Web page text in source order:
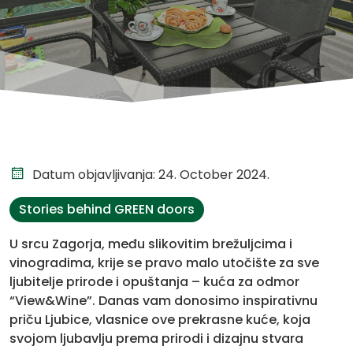
Datum objavljivanja: 24. October 2024.
Stories behind GREEN doors
U srcu Zagorja, među slikovitim brežuljcima i
vinogradima, krije se pravo malo utočište za sve
ljubitelje prirode i opuštanja – kuća za odmor
“View&Wine”. Danas vam donosimo inspirativnu
priču Ljubice, vlasnice ove prekrasne kuće, koja
svojom ljubavlju prema prirodi i dizajnu stvara